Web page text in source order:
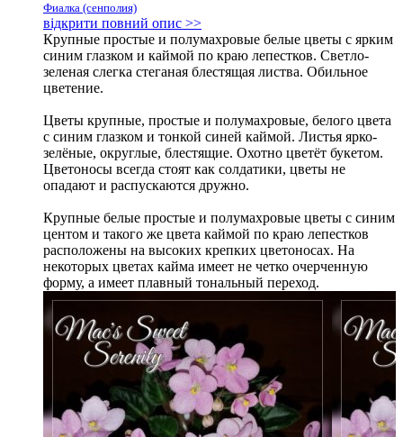
Фиалка (сенполия)
відкрити повний опис >>
Крупные простые и полумахровые белые цветы с ярким
синим глазком и каймой по краю лепестков. Светло-
зеленая слегка стеганая блестящая листва. Обильное
цветение.
Цветы крупные, простые и полумахровые, белого цвета
с синим глазком и тонкой синей каймой. Листья ярко-
зелёные, округлые, блестящие. Охотно цветёт букетом.
Цветоносы всегда стоят как солдатики, цветы не
опадают и распускаются дружно.
Крупные белые простые и полумахровые цветы с синим
центом и такого же цвета каймой по краю лепестков
расположены на высоких крепких цветоносах. На
некоторых цветах кайма имеет не четко очерченную
форму, а имеет плавный тональный переход.